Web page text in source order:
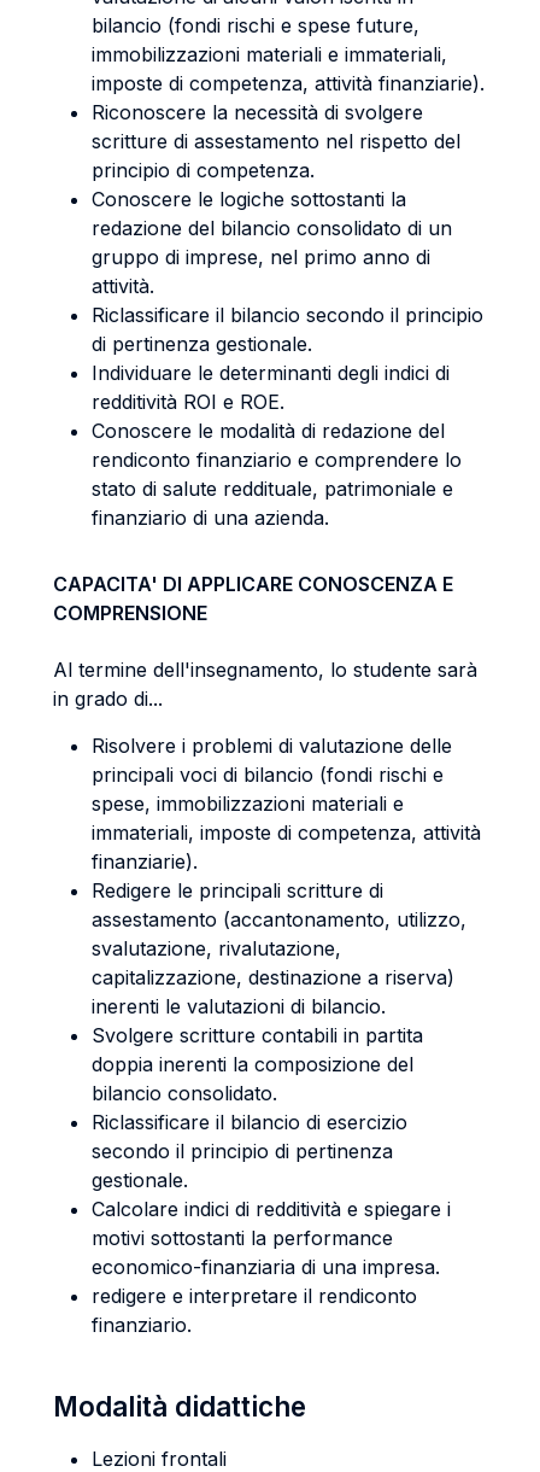
bilancio (fondi rischi e spese future,
immobilizzazioni materiali e immateriali,
imposte di competenza, attività finanziarie).
Riconoscere la necessità di svolgere
scritture di assestamento nel rispetto del
principio di competenza.
Conoscere le logiche sottostanti la
redazione del bilancio consolidato di un
gruppo di imprese, nel primo anno di
attività.
Riclassificare il bilancio secondo il principio
di pertinenza gestionale.
Individuare le determinanti degli indici di
redditività ROI e ROE.
Conoscere le modalità di redazione del
rendiconto finanziario e comprendere lo
stato di salute reddituale, patrimoniale e
finanziario di una azienda.
CAPACITA' DI APPLICARE CONOSCENZA E
COMPRENSIONE
Al termine dell'insegnamento, lo studente sarà
in grado di...
Risolvere i problemi di valutazione delle
principali voci di bilancio (fondi rischi e
spese, immobilizzazioni materiali e
immateriali, imposte di competenza, attività
finanziarie).
Redigere le principali scritture di
assestamento (accantonamento, utilizzo,
svalutazione, rivalutazione,
capitalizzazione, destinazione a riserva)
inerenti le valutazioni di bilancio.
Svolgere scritture contabili in partita
doppia inerenti la composizione del
bilancio consolidato.
Riclassificare il bilancio di esercizio
secondo il principio di pertinenza
gestionale.
Calcolare indici di redditività e spiegare i
motivi sottostanti la performance
economico-finanziaria di una impresa.
redigere e interpretare il rendiconto
finanziario.
Modalità didattiche
Lezioni frontali